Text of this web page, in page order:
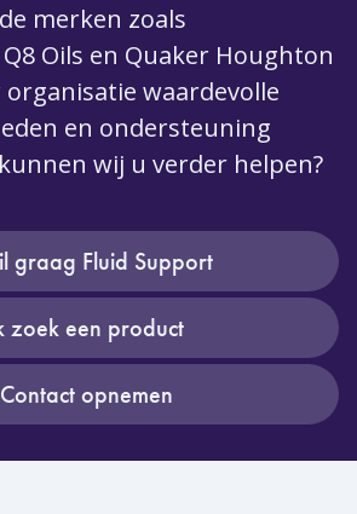
merken zoals
Oils en Quaker Houghton
waardevolle
en ondersteuning
wij u verder helpen?
graag Fluid Support
zoek een product
Contact opnemen